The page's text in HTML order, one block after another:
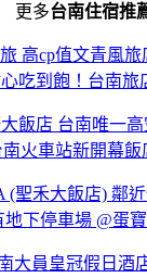
更多台南住宿推
高cp值文青風
吃到飽！台南旅
飯店 台南唯一
火車站新開幕飯
(聖禾大飯店) 鄰
地下停車場 @蛋
大員皇冠假日酒